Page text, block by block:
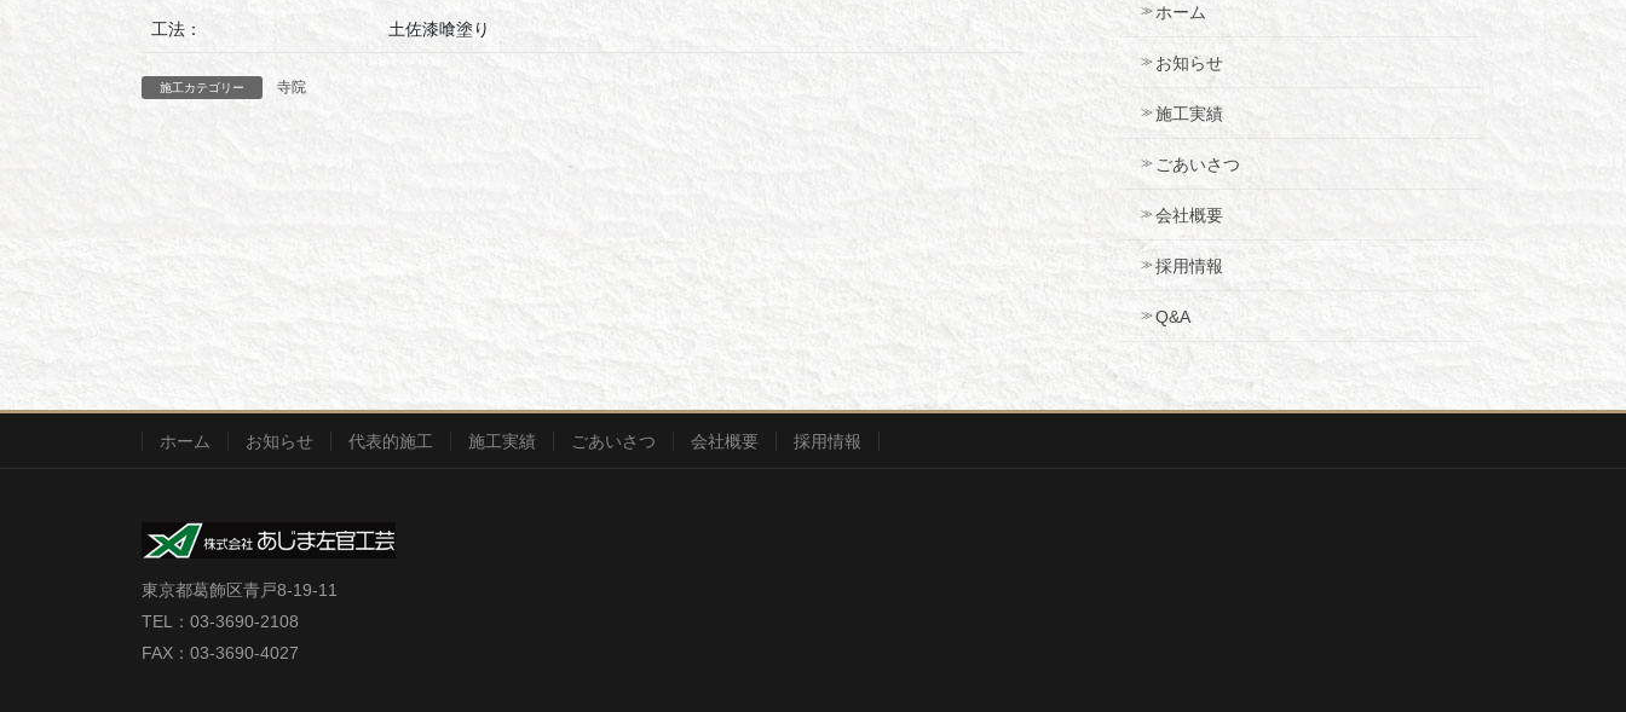
工法： 土佐漆喰塗り
施工カテゴリー 寺院
ホーム
お知らせ
施工実績
ごあいさつ
会社概要
採用情報
Q&A
ホーム お知らせ 代表的施工 施工実績 ごあいさつ 会社概要 採用情報
東京都葛飾区青戸8-19-11
TEL：03-3690-2108
FAX：03-3690-4027